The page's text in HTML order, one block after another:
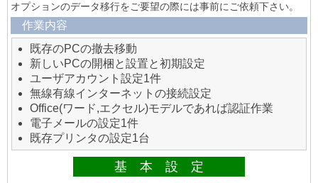
オプションのデータ移行をご要望の際には事前にご依頼下さい。
作業内容
既存のPCの撤去移動
新しいPCの開梱と設置と初期設定
ユーザアカウント設定1件
無線有線インターネットの接続設定
Office(ワード,エクセル)モデルであれば認証作業
電子メールの設定1件
既存プリンタの設定1台
基 本 設 定